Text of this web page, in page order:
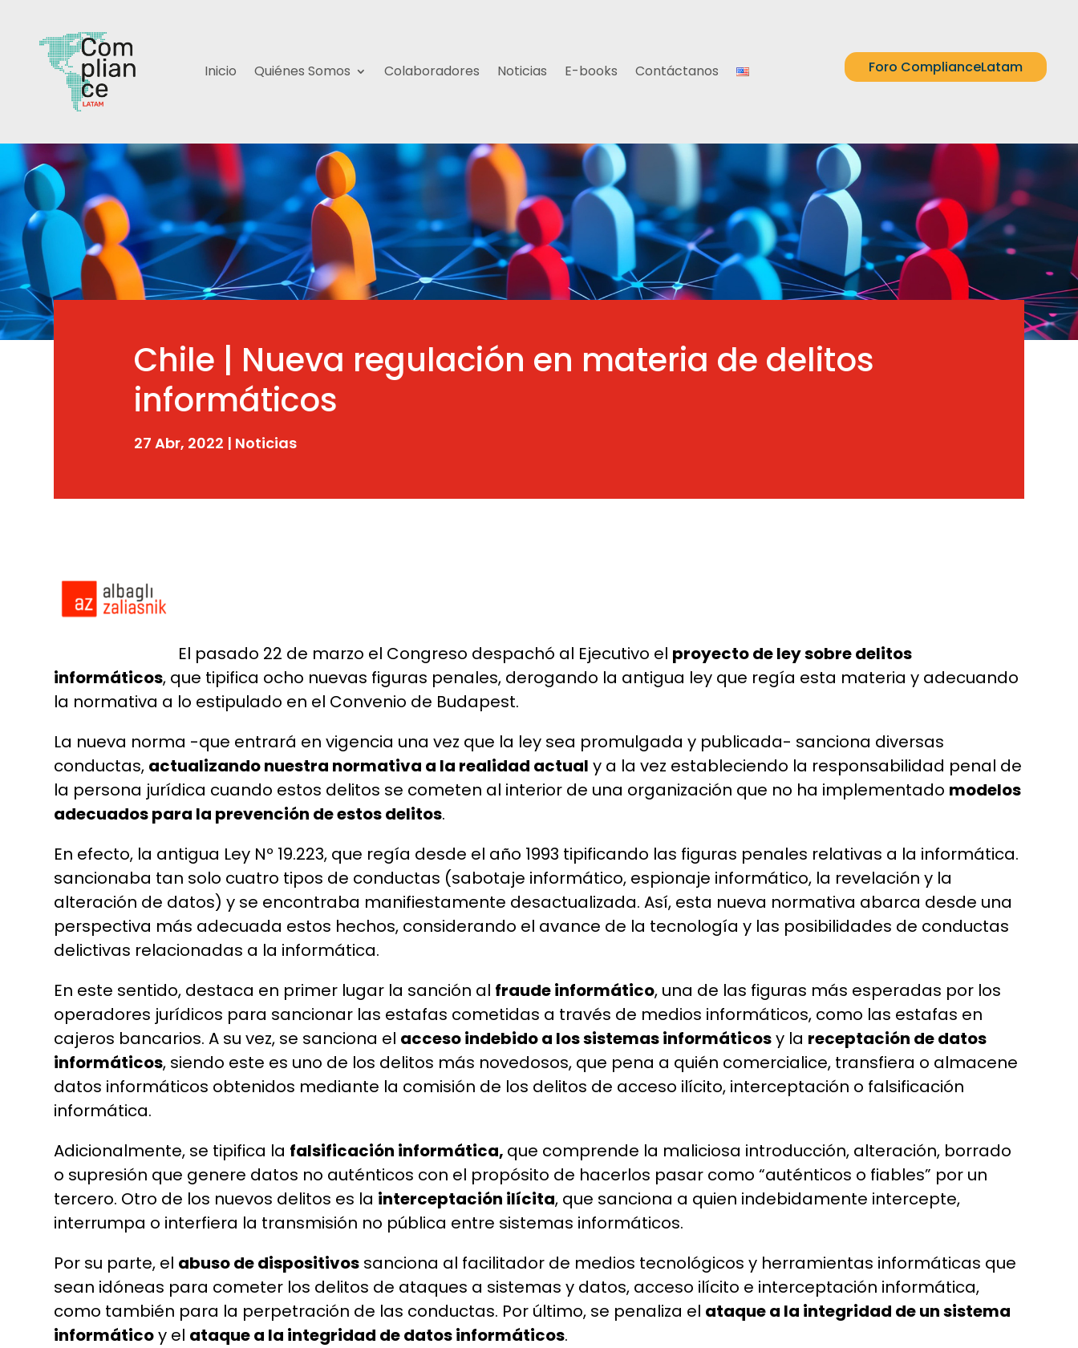
Inicio Quiénes Somos Colaboradores Noticias E-books Contáctanos Foro ComplianceLatam
Chile | Nueva regulación en materia de delitos
informáticos
27 Abr, 2022 | Noticias
El pasado 22 de marzo el Congreso despachó al Ejecutivo el proyecto de ley sobre delitos
informáticos, que tipifica ocho nuevas figuras penales, derogando la antigua ley que regía esta materia y adecuando
la normativa a lo estipulado en el Convenio de Budapest.
La nueva norma -que entrará en vigencia una vez que la ley sea promulgada y publicada- sanciona diversas
conductas, actualizando nuestra normativa a la realidad actual y a la vez estableciendo la responsabilidad penal de
la persona jurídica cuando estos delitos se cometen al interior de una organización que no ha implementado modelos
adecuados para la prevención de estos delitos.
En efecto, la antigua Ley Nº 19.223, que regía desde el año 1993 tipificando las figuras penales relativas a la informática.
sancionaba tan solo cuatro tipos de conductas (sabotaje informático, espionaje informático, la revelación y la
alteración de datos) y se encontraba manifiestamente desactualizada. Así, esta nueva normativa abarca desde una
perspectiva más adecuada estos hechos, considerando el avance de la tecnología y las posibilidades de conductas
delictivas relacionadas a la informática.
En este sentido, destaca en primer lugar la sanción al fraude informático, una de las figuras más esperadas por los
operadores jurídicos para sancionar las estafas cometidas a través de medios informáticos, como las estafas en
cajeros bancarios. A su vez, se sanciona el acceso indebido a los sistemas informáticosy la receptación de datos
informáticos, siendo este es uno de los delitos más novedosos, que pena a quién comercialice, transfiera o almacene
datos informáticos obtenidos mediante la comisión de los delitos de acceso ilícito, interceptación o falsificación
informática.
Adicionalmente, se tipifica la falsificación informática, que comprende la maliciosa introducción, alteración, borrado
o supresión que genere datos no auténticos con el propósito de hacerlos pasar como “auténticos o fiables” por un
tercero. Otro de los nuevos delitos es la interceptación ilícita, que sanciona a quien indebidamente intercepte,
interrumpa o interfiera la transmisión no pública entre sistemas informáticos.
Por su parte, el abuso de dispositivos sanciona al facilitador de medios tecnológicos y herramientas informáticas que
sean idóneas para cometer los delitos de ataques a sistemas y datos, acceso ilícito e interceptación informática,
como también para la perpetración de las conductas. Por último, se penaliza el ataque a la integridad de un sistema
informáticoy el ataque a la integridad de datos informáticos.